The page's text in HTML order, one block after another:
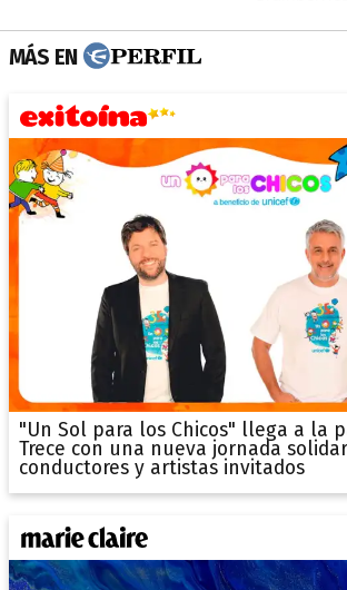
MÁS EN
"Un Sol para los Chicos" llega a la
Trece con una nueva jornada
conductores y artistas invitados